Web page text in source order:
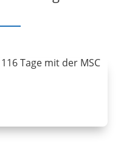
Tage mit der MSC